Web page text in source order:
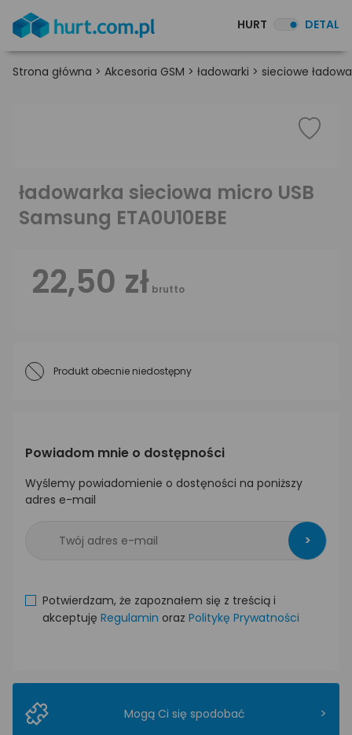
HURT DETAL
Strona główna > Akcesoria GSM > ładowarki > sieciowe
ładowarka sieciowa micro USB
Samsung ETA0U10EBE
22,50 zł brutto
Produkt obecnie niedostępny
Powiadom mnie o dostępności
Wyślemy powiadomienie o dostęności na poniższy
adres e-mail
>
Potwierdzam, że zapoznałem się z treścią i
akceptuję Regulamin oraz Politykę Prywatności
Mogą Ci się spodobać >